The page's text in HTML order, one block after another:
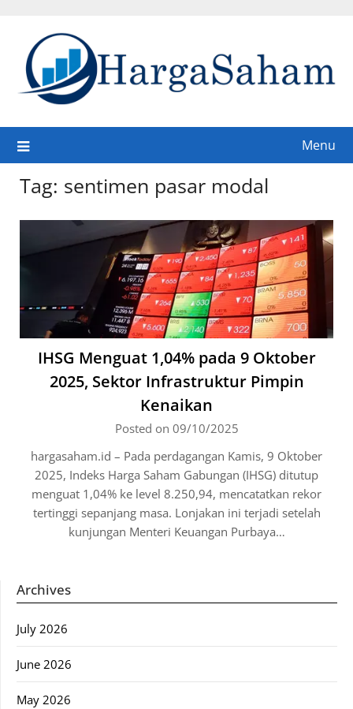
content
Menu
Tag: sentimen pasar modal
IHSG Menguat 1,04% pada 9 Oktober
2025, Sektor Infrastruktur Pimpin
Kenaikan
Posted on 09/10/2025
hargasaham.id – Pada perdagangan Kamis, 9 Oktober
2025, Indeks Harga Saham Gabungan (IHSG) ditutup
menguat 1,04% ke level 8.250,94, mencatatkan rekor
tertinggi sepanjang masa. Lonjakan ini terjadi setelah
kunjungan Menteri Keuangan Purbaya…
Archives
July 2026
June 2026
May 2026